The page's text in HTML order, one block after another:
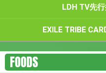
LDH TV先
EXILE TRIBE
FOODS